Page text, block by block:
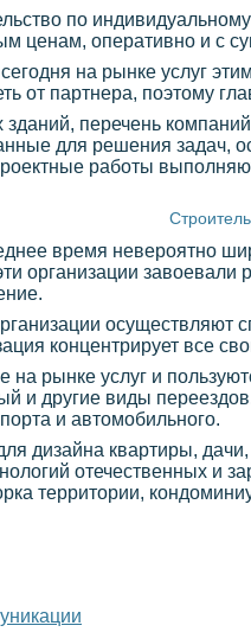
по
ценам, оперативно и с
на рынке услуг
от партнера, поэтому
перечень
для решения
работы
время невероятно
организации завоевали
осуществляют
концентрирует все
на рынке услуг и
другие виды
и автомобильного.
дизайна квартиры,
отечественных и
территории,